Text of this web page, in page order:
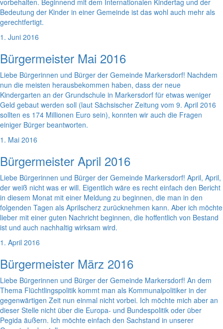
vorbehalten. Beginnend mit dem Internationalen Kindertag und der
Bedeutung der Kinder in einer Gemeinde ist das wohl auch mehr als
gerechtfertigt.
1. Juni 2016
Bürgermeister Mai 2016
Liebe Bürgerinnen und Bürger der Gemeinde Markersdorf! Nachdem
nun die meisten herausbekommen haben, dass der neue
Kindergarten an der Grundschule in Markersdorf für etwas weniger
Geld gebaut werden soll (laut Sächsischer Zeitung vom 9. April 2016
sollten es 174 Millionen Euro sein), konnten wir auch die Fragen
einiger Bürger beantworten.
1. Mai 2016
Bürgermeister April 2016
Liebe Bürgerinnen und Bürger der Gemeinde Markersdorf! April, April,
der weiß nicht was er will. Eigentlich wäre es recht einfach den Bericht
in diesem Monat mit einer Meldung zu beginnen, die man in den
folgenden Tagen als Aprilscherz zurücknehmen kann. Aber ich möchte
lieber mit einer guten Nachricht beginnen, die hoffentlich von Bestand
ist und auch nachhaltig wirksam wird.
1. April 2016
Bürgermeister März 2016
Liebe Bürgerinnen und Bürger der Gemeinde Markersdorf! An dem
Thema Flüchtlingspolitik kommt man als Kommunalpolitiker in der
gegenwärtigen Zeit nun einmal nicht vorbei. Ich möchte mich aber an
dieser Stelle nicht über die Europa- und Bundespolitik oder über
Pegida äußern. Ich möchte einfach den Sachstand in unserer